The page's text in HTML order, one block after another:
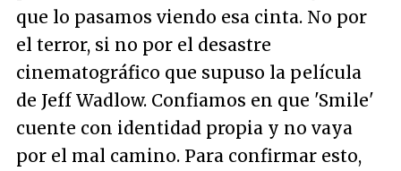
que lo pasamos viendo esa cinta. No por
el terror, si no por el desastre
cinematográfico que supuso la película
de Jeff Wadlow. Confiamos en que 'Smile'
cuente con identidad propia y no vaya
por el mal camino. Para confirmar esto,